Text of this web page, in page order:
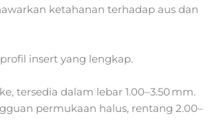
ketahanan terhadap aus dan
insert yang lengkap.
tersedia dalam lebar 1.00–3.50 mm.
permukaan halus, rentang 2.00–